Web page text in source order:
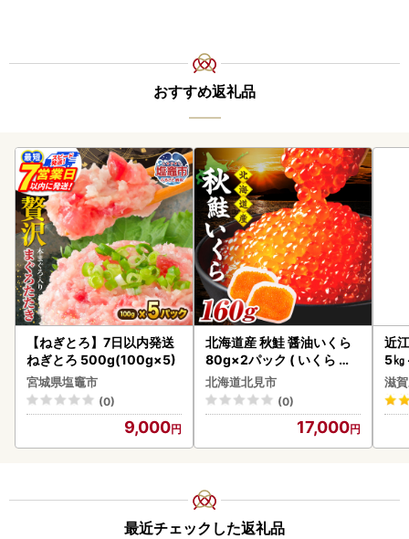
おすすめ返礼品
【ねぎとろ】7日以内発送
ねぎとろ 500g(100g×5)
宮城県塩竈市
(0)
9,000
北海道産 秋鮭 醤油いくら
80g×2パック ( いくら イ
クラ 魚卵 鮭 サケ さけ 鮭い
くら 醤油漬け パック 北海
道産 ふるさと納税 秋鮭 )【
北海道北見市
(0)
17,000
近
5㎏
菜
滋
最近チェックした返礼品